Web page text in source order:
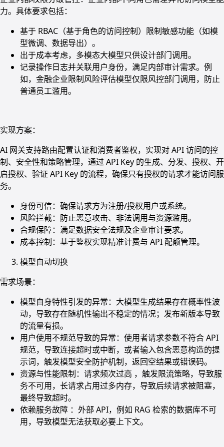
力。具体要求包括：
基于 RBAC（基于角色的访问控制）限制敏感功能（如模
型微调、数据导出）。
出于成本考虑，多模态大模型只供设计部门调用。
记录操作日志并关联用户身份，满足内部审计需求。例
如，金融企业限制风险评估模型仅限风控部门调用，防止
普通员工滥用。
实现方案：
AI 网关支持路由配置认证和消费者鉴权，实现对 API 访问的控
制、安全性和策略管理，通过 API Key 的生成、分发、授权、开
启授权、验证 API Key 的流程，确保只有授权的请求才能访问服
务。
身份可信：确保请求方为注册/授权用户或系统。
风险拦截：防止恶意攻击、非法调用与资源滥用。
合规保障：满足数据安全法规及企业审计要求。
成本控制：基于鉴权实现精准计费与 API 配额管理。
模型自动切换
需求场景：
模型自身特性引发的异常：大模型生成结果存在概率性波
动，导致存在随机性输出不稳定的情况；发布新版本导致
的流量有损。
用户使用不规范导致的异常：使用者请求参数不符合 API
规范，导致连接超时或中断，或者输入包含恶意构造的提
示词，触发模型安全防护机制，返回空结果或错误码。
资源与性能限制：请求频次过高 ，触发限流策略，导致服
务不可用，长请求占用过多内存，导致后续请求被阻塞，
最终导致超时。
依赖服务故障 ：外部 API，例如 RAG 检索的数据库不可
用，导致模型无法获取必要上下文。